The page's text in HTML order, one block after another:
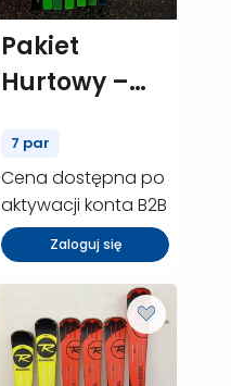
Pakiet
Hurtowy –
Amphibio 10
– 7 szt.
(P00094)
7 par
Cena dostępna po
aktywacji konta B2B
Zaloguj się